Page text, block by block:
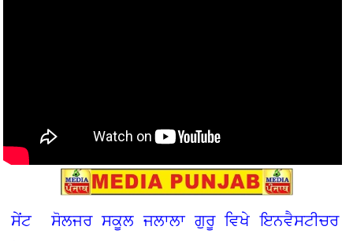
ਸੇਂਟ ਸੋਲਜਰ ਸਕੂਲ ਜਲਾਲਾ ਗੁਰੂ ਵਿਖੇ ਇਨਵੈਸਟੀਚਰ